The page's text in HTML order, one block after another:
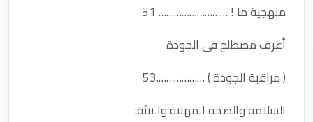
منهجية ما ! ……………………… 51
أعرف مصطلح فى الجودة
( مراقبة الجودة ) ……………….53
السلامة والصحة المهنية والبيئة: